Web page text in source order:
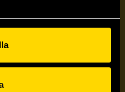
nyhetsbrev